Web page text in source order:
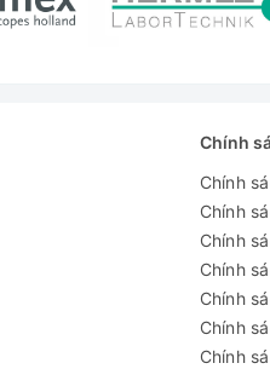
Chính
Chính
Chính
Chính
Chính
Chính
Chính
Chính